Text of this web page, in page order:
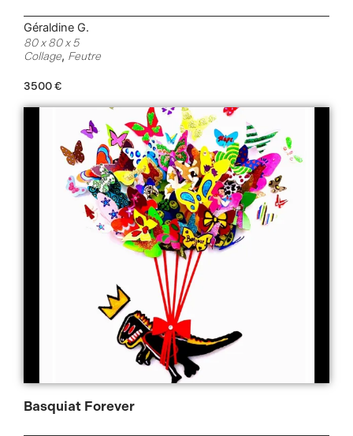
Géraldine G.
80 x 80 x 5
Collage, Feutre
3500€
Basquiat Forever